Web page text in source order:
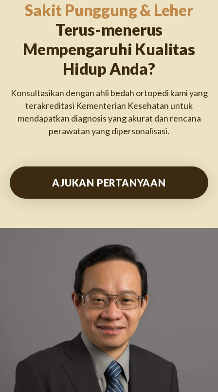
Sakit Punggung & Leher
Terus-menerus
Mempengaruhi Kualitas
Hidup Anda?
Konsultasikan dengan ahli bedah ortopedi kami yang
terakreditasi Kementerian Kesehatan untuk
mendapatkan diagnosis yang akurat dan rencana
perawatan yang dipersonalisasi.
AJUKAN PERTANYAAN